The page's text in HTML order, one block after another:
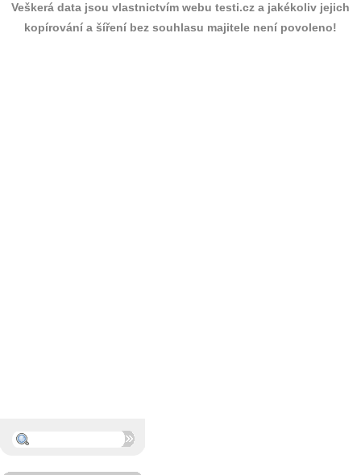
Veškerá data jsou vlastnictvím webu testi.cz a jakékoliv jejich
kopírování a šíření bez souhlasu majitele není povoleno!